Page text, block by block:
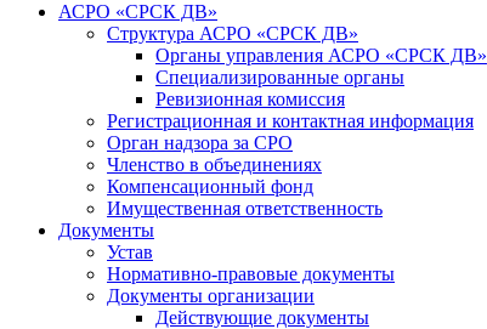
АСРО «СРСК ДВ»
Структура АСРО «СРСК ДВ»
Органы управления АСРО «СРСК ДВ»
Специализированные органы
Ревизионная комиссия
Регистрационная и контактная информация
Орган надзора за СРО
Членство в объединениях
Компенсационный фонд
Имущественная ответственность
Документы
Устав
Нормативно-правовые документы
Документы организации
Действующие документы